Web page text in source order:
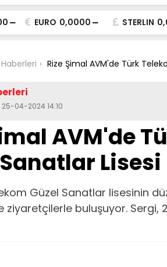
EURO 0,0000 STERLIN
Rize Şimal AVM'de Türk
25-04-2024 14:10
AVM'de
Güzel Sanatlar lisesinin
ziyaretçilerle buluşuyor. Sergi,